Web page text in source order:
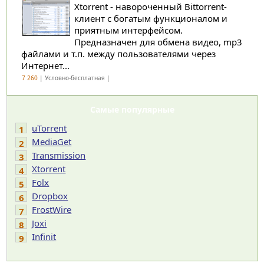
Xtorrent - навороченный Bittorrent-
клиент с богатым функционалом и
приятным интерфейсом.
Предназначен для обмена видео, mp3
файлами и т.п. между пользователями через
Интернет...
7 260| Условно-бесплатная |
Самые популярные
1
uTorrent
2
MediaGet
3
Transmission
4
Xtorrent
5
Folx
6
Dropbox
7
FrostWire
8
Joxi
9
Infinit